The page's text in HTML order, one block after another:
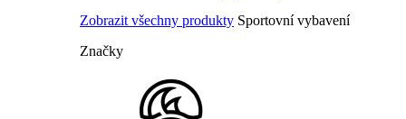
Zobrazit všechny produkty Sportovní vybavení
Značky